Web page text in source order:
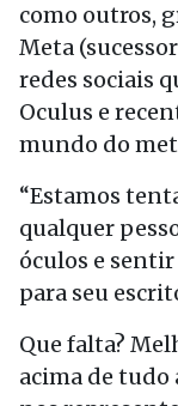
como outros,
Meta
redes sociais
Oculus e
mundo do
“Estamos
qualquer
óculos e
para seu
Que falta?
acima de tudo